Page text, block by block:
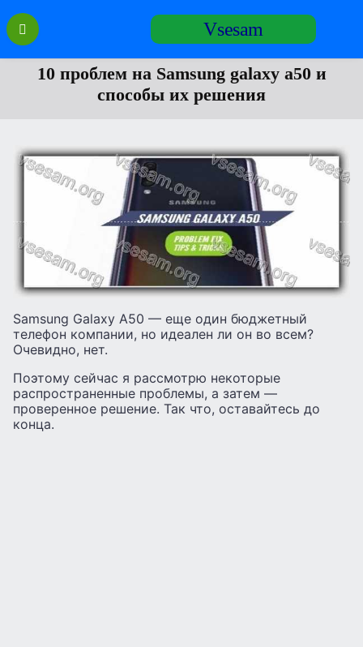
Перейти
содержанию
Vsesam
10 проблем на Samsung galaxy a50 и
способы их решения
Samsung Galaxy A50 — еще один бюджетный
телефон компании, но идеален ли он во всем?
Очевидно, нет.
Поэтому сейчас я рассмотрю некоторые
распространенные проблемы, а затем —
проверенное решение. Так что, оставайтесь до
конца.